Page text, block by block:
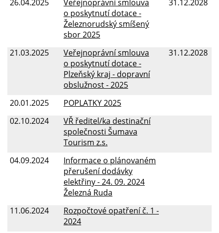
26.04.2025 31.12.2028
Veřejnoprávní smlouva
o poskytnutí dotace -
Železnorudský smíšený
sbor 2025
21.03.2025
31.12.2028
Veřejnoprávní smlouva
o poskytnutí dotace -
Plzeňský kraj - dopravní
obslužnost - 2025
20.01.2025
POPLATKY 2025
02.10.2024
VŘ ředitel/ka destinační
společnosti Šumava
Tourism z.s.
04.09.2024
Informace o plánovaném
přerušení dodávky
elektřiny - 24. 09. 2024
Železná Ruda
11.06.2024
Rozpočtové opatření č. 1 -
2024